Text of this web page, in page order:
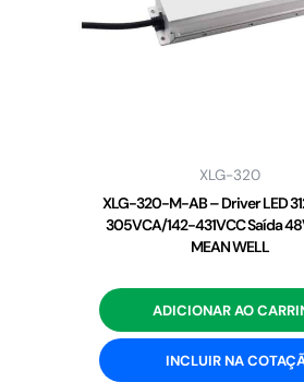
XLG-320
XLG-320-M-AB – Driver LED
305VCA/142-431VCC Saída
MEAN WELL
ADICIONAR AO
INCLUIR NA